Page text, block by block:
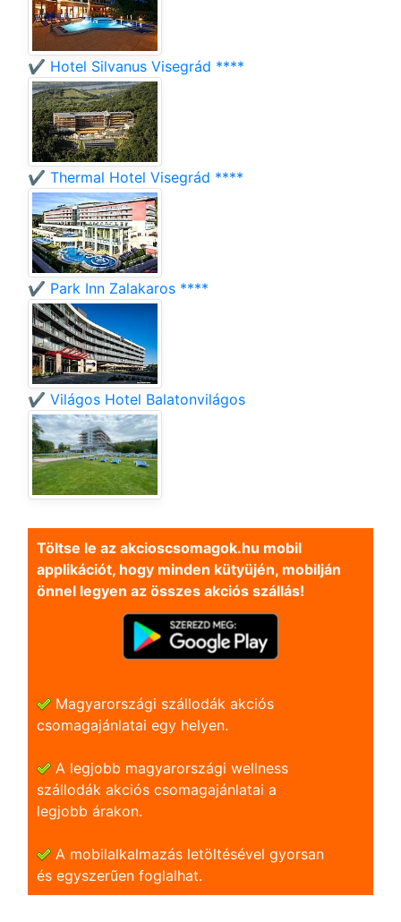
✔️ Hotel Silvanus Visegrád ****
✔️ Thermal Hotel Visegrád ****
✔️ Park Inn Zalakaros ****
✔️ Világos Hotel Balatonvilágos
Töltse le az akcioscsomagok.hu mobil
applikációt, hogy minden kütyüjén, mobilján
önnel legyen az összes akciós szállás!
Magyarországi szállodák akciós
csomagajánlatai egy helyen.
A legjobb magyarországi wellness
szállodák akciós csomagajánlatai a
legjobb árakon.
A mobilalkalmazás letöltésével gyorsan
és egyszerũen foglalhat.